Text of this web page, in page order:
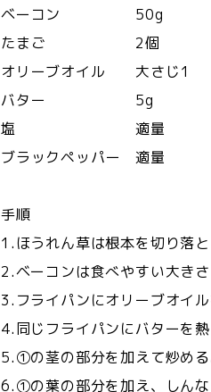
ベーコン 50g
たまご 2個
オリーブオイル 大さじ1
バター 5g
塩 適量
ブラックペッパー 適量
手順
1.ほうれん草は根本を切り落
2.ベーコンは食べやすい大きさ
3.フライパンにオリーブオイ
4.同じフライパンにバターを
5.①の茎の部分を加えて炒める
6.①の葉の部分を加え、しん